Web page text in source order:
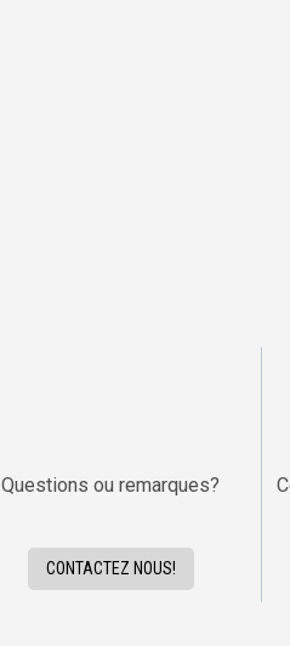
Questions ou remarques?
CONTACTEZ NOUS!